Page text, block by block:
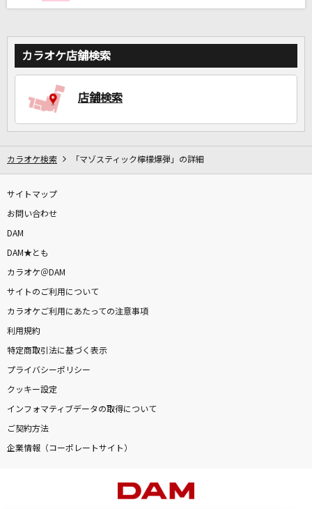
カラオケ店舗検索
店舗検索
カラオケ検索 「マゾスティック檸檬爆弾」の詳細
サイトマップ
お問い合わせ
DAM
DAM★とも
カラオケ＠DAM
サイトのご利用について
カラオケご利用にあたっての注意事項
利用規約
特定商取引法に基づく表示
プライバシーポリシー
クッキー設定
インフォマティブデータの取得について
ご契約方法
企業情報（コーポレートサイト）